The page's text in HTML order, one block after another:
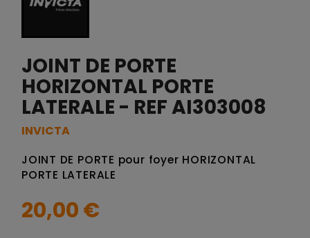
JOINT DE PORTE
HORIZONTAL PORTE
LATERALE - REF AI303008
INVICTA
JOINT DE PORTE pour foyer HORIZONTAL
PORTE LATERALE
20,00 €